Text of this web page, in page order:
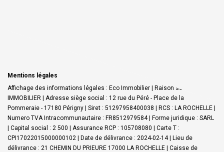
Mentions légales
Affichage des informations légales : Eco Immobilier | Raison sociale : ECO
IMMOBILIER | Adresse siège social : 12 rue du Péré - Place de la
Pommeraie - 17180 Périgny | Siret : 51297958400038 | RCS : LA ROCHELLE |
Numero TVA Intracommunautaire : FR8512979584 | Forme juridique : SARL
| Capital social : 2 500 | Assurance RCP : 105708080 | Carte T :
CPI17022015000000102 | Date de délivrance : 2024-02-14 | Lieu de
délivrance : 21 CHEMIN DU PRIEURE 17000 LA ROCHELLE | Caisse de